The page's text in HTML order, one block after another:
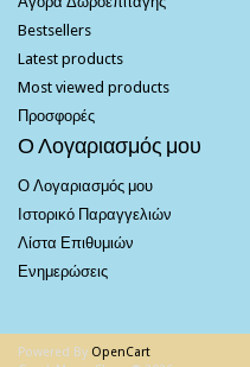
Bestsellers
Latest products
Most viewed products
Προσφορές
Ο Λογαριασμός μου
Ο Λογαριασμός μου
Ιστορικό Παραγγελιών
Λίστα Επιθυμιών
Ενημερώσεις
Powered By OpenCart